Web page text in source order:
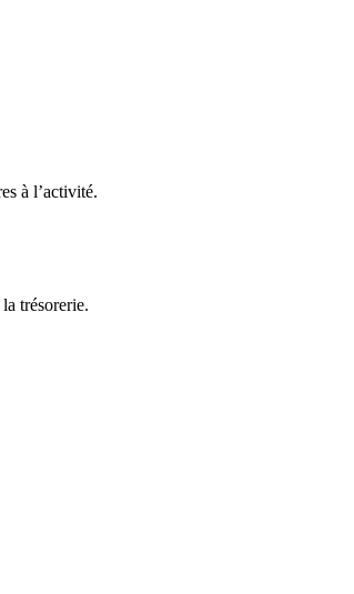
à l’activité.
trésorerie.